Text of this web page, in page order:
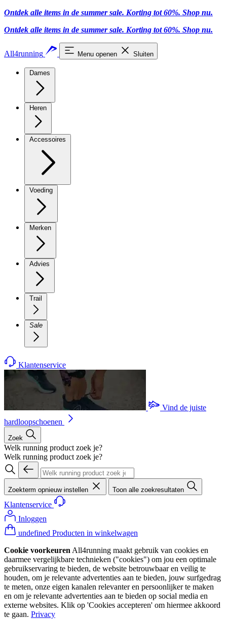
Ontdek alle items in de summer sale. Korting tot 60%. Shop nu.
Ontdek alle items in de summer sale. Korting tot 60%. Shop nu.
All4running Menu openen Sluiten
Dames
Heren
Accessoires
Voeding
Merken
Advies
Trail
Sale
Klantenservice
Vind de juiste
hardloopschoenen
Zoek
Welk running product zoek je?
Welk running product zoek je?
Zoekterm opnieuw instellen Toon alle zoekresultaten
Klantenservice
Inloggen
undefined Producten in winkelwagen
Cookie voorkeuren All4running maakt gebruik van cookies en
daarmee vergelijkbare technieken ("cookies") om jou een optimale
gebruikservaring te bieden, de website betrouwbaar en veilig te
houden, om je relevante advertenties aan te bieden, jouw surfgedrag
te meten, onze eigen kanalen relevanter en persoonlijker te maken
en om je relevante advertenties aan te bieden op social media en
externe websites. Klik op 'Cookies accepteren' om hiermee akkoord
te gaan. Privacy